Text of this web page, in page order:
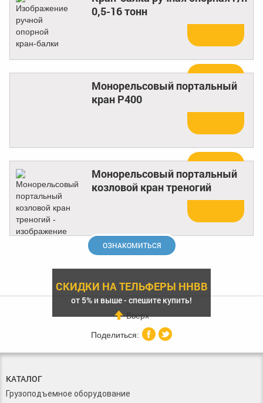
0,5-16 тонн
Монорельсовый портальный
кран Р400
Монорельсовый портальный
козловой кран треногийКупить
СКИДКИ НА ТЕЛЬФЕРЫ HHBB
от 5% и выше - спешите купить!
ОЗНАКОМИТЬСЯ
Вверх
КАТАЛОГ
Грузоподъемное оборудование